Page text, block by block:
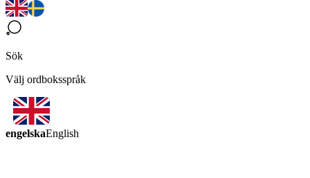
Sök
Välj ordboksspråk
engelskaEnglish